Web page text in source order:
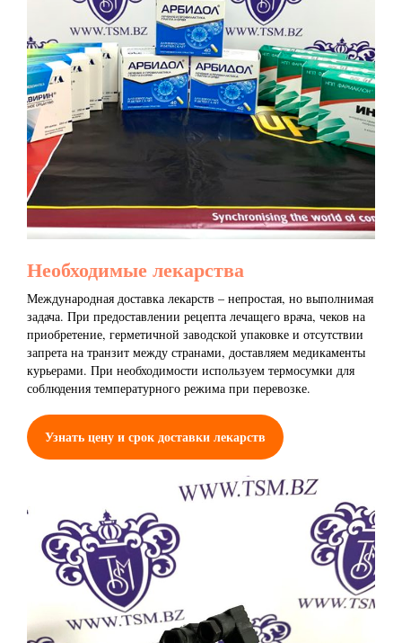
Необходимые лекарства
Международная доставка лекарств – непростая, но выполнимая
задача. При предоставлении рецепта лечащего врача, чеков на
приобретение, герметичной заводской упаковке и отсутствии
запрета на транзит между странами, доставляем медикаменты
курьерами. При необходимости используем термосумки для
соблюдения температурного режима при перевозке.
Узнать цену и срок доставки лекарств